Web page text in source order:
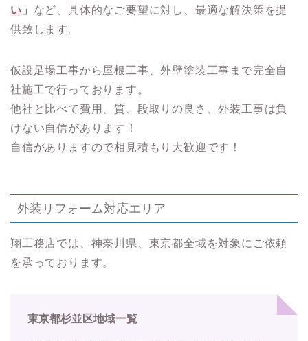
い 」 など、具体的なご要望に対し、最適な解決策を提
供致します。
仮設足場工事から屋根工事、外壁塗装工事まで完全自
社施工で行っております。
他社と比べて費用、質、段取りの良さ、外装工事は負
けない自信があります！
自信がありますので相見積もり大歓迎です！
外装リフォーム対応エリア
翔工務店では、神奈川県、東京都全域を対象にご依頼
を承っております。
東京都杉並区地域一覧